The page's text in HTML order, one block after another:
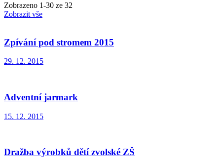
Zobrazeno 1-30 ze 32
Zobrazit vše
Zpívání pod stromem 2015
29. 12. 2015
Adventní jarmark
15. 12. 2015
Dražba výrobků dětí zvolské ZŠ